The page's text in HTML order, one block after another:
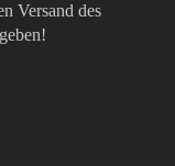
Versand des